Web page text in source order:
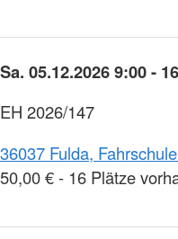
Sa. 05.12.2026 9:00 -
EH 2026/147
36037 Fulda,
50,00 € - 16 Plätze